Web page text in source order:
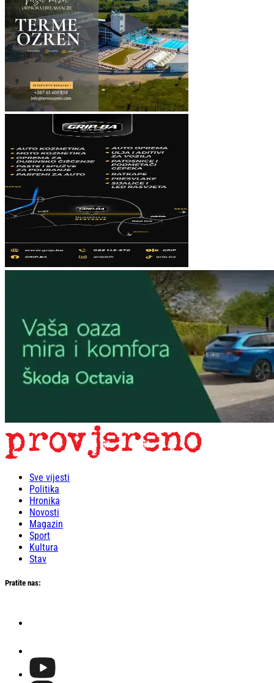
Sve vijesti
Politika
Hronika
Novosti
Magazin
Sport
Kultura
Stav
Pratite nas: